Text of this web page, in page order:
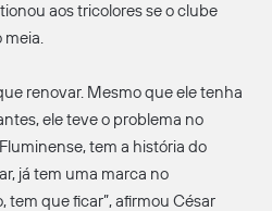
aos tricolores se o clube
meia.
renovar. Mesmo que ele tenha
ele teve o problema no
tem a história do
já tem uma marca no
tem que ficar”, afirmou César